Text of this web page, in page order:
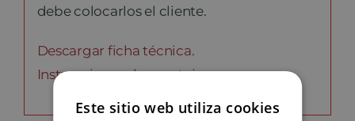
debe colocarlos el cliente.
Descargar ficha técnica.
Instrucciones de montaje.
Este sitio web utiliza cookies